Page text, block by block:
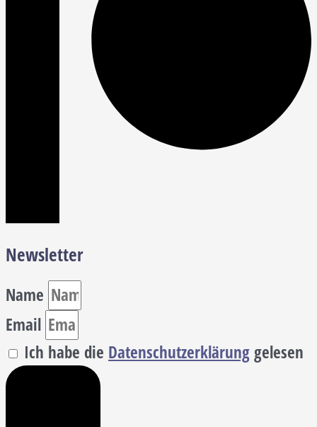
Newsletter
Name
Email
Ich habe die Datenschutzerklärunggelesen